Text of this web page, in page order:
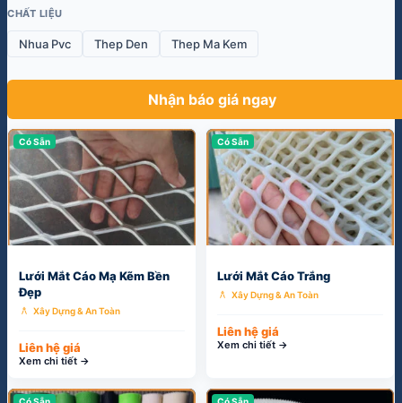
CHẤT LIỆU
Nhua Pvc Thep Den Thep Ma Kem
Nhận báo giá ngay
Có Sẵn
Lưới Mắt Cáo Mạ Kẽm Bền
Đẹp
architecture Xây Dựng & An Toàn
Liên hệ giá
Xem chi tiết →
Có Sẵn
Lưới Mắt Cáo Trắng
architecture Xây Dựng & An Toàn
Liên hệ giá
Xem chi tiết →